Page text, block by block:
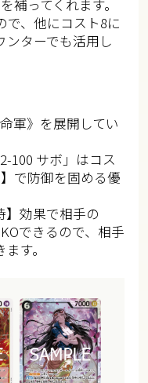
補ってくれます。
で、他にコスト8に
ンターでも活用し
軍》を展開してい
100 サボ」はコス
で防御を固める優
】効果で相手の
できるので、相手
す。